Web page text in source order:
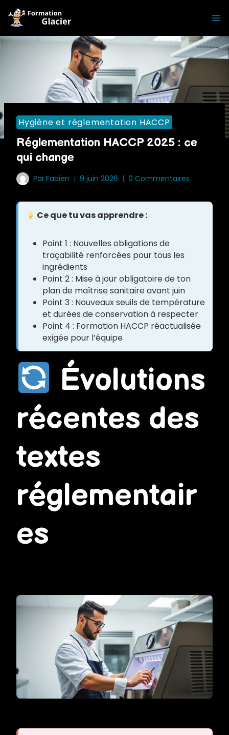
content
Hygiène et réglementation HACCP
Réglementation HACCP 2025 : ce
qui change
ParFabien 9 juin 2026 0 Commentaires
Ce que tu vas apprendre :
Point 1 : Nouvelles obligations de
traçabilité renforcées pour tous les
ingrédients
Point 2 : Mise à jour obligatoire de ton
plan de maîtrise sanitaire avant juin
Point 3 : Nouveaux seuils de température
et durées de conservation à respecter
Point 4 : Formation HACCP réactualisée
exigée pour l’équipe
Évolutions
récentes des
textes
réglementair
es